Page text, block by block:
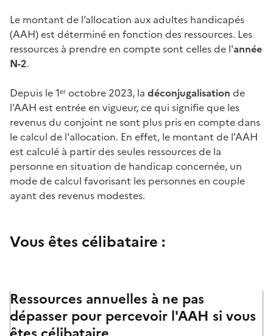
Le montant de l’allocation aux adultes handicapés
(AAH)est déterminé en fonction des ressources. Les
ressources à prendre en compte sont celles de l'année
N-2.
Depuis le 1ᵉʳ octobre 2023, la déconjugalisation de
l'AAH est entrée en vigueur, ce qui signifie que les
revenus du conjoint ne sont plus pris en compte dans
le calcul de l'allocation. En effet, le montant de l’AAH
est calculé à partir des seules ressources de la
personne en situation de handicap concernée, un
mode de calcul favorisant les personnes en couple
ayant des revenus modestes.
Vous êtes célibataire :
Ressources annuelles à ne pas
dépasser pour percevoir l'AAH si vous